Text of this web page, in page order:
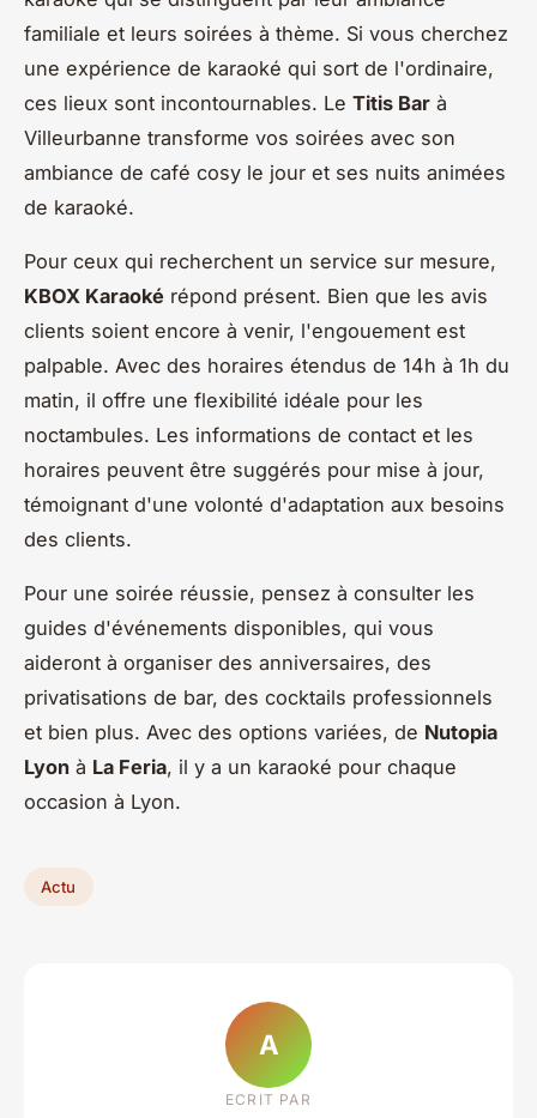
familiale et leurs soirées à thème. Si vous cherchez
une expérience de karaoké qui sort de l'ordinaire,
ces lieux sont incontournables. Le Titis Bar à
Villeurbanne transforme vos soirées avec son
ambiance de café cosy le jour et ses nuits animées
de karaoké.
Pour ceux qui recherchent un service sur mesure,
KBOX Karaoké répond présent. Bien que les avis
clients soient encore à venir, l'engouement est
palpable. Avec des horaires étendus de 14h à 1h du
matin, il offre une flexibilité idéale pour les
noctambules. Les informations de contact et les
horaires peuvent être suggérés pour mise à jour,
témoignant d'une volonté d'adaptation aux besoins
des clients.
Pour une soirée réussie, pensez à consulter les
guides d'événements disponibles, qui vous
aideront à organiser des anniversaires, des
privatisations de bar, des cocktails professionnels
et bien plus. Avec des options variées, de Nutopia
Lyon à La Feria, il y a un karaoké pour chaque
occasion à Lyon.
Actu
A
ECRIT PAR